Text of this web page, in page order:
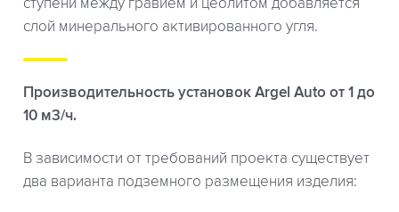
ступени между гравием и цеолитом добавляется
слой минерального активированного угля.
Производительность установок Argel Auto от 1 до
10 м3/ч.
В зависимости от требований проекта существует
два варианта подземного размещения изделия: